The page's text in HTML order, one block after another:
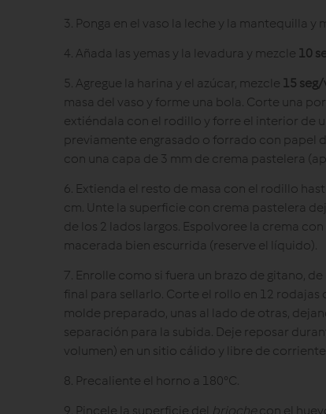
3. Ponga en el vaso la leche y la mantequilla y
4. Añada las yemas y la levadura y mezcle 10
5. Agregue la harina y el azúcar, mezcle 15
masa del vaso y forme una bola. Corte una
extiéndala con el rodillo y forre el interior de
previamente engrasado o forrado con papel
con una capa de 3 mm de crema pastelera
6. Extienda el resto de masa con el rodillo
cm. Unte la superficie con crema pastelera
de los 2 lados largos. Espolvoree la crema
macerada bien escurrida (reserve el líquido).
7. Enrolle como si fuera un brazo de gitano,
final para sellarlo. Corte el rollo en 12 rodajas
molde preparado, unas al lado de otras,
separación para la subida. Deje reposar
volumen) en un sitio cálido y libre de
8. Precaliente el horno a 180°C.
9. Pincele la superficie del brioche con el